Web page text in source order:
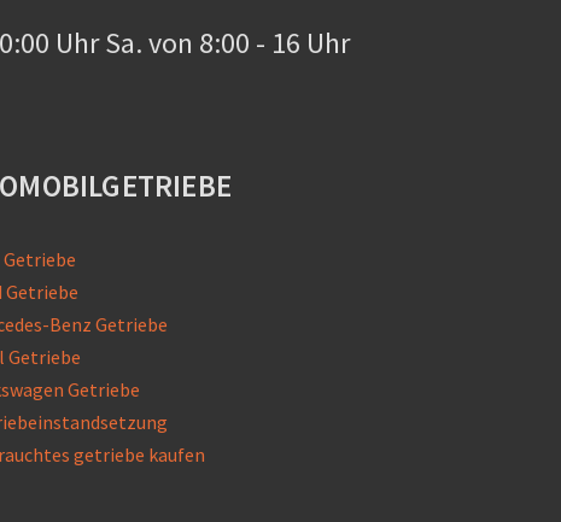
Uhr Sa. von 8:00 - 16 Uhr
Getriebe
Getriebe
Benz Getriebe
Getriebe
Getriebe
getriebe kaufen